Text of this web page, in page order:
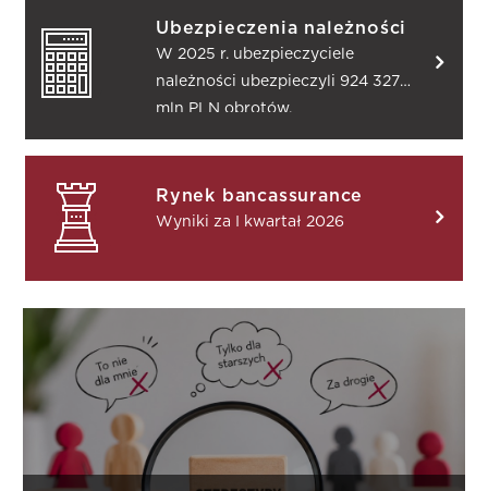
Ubezpieczenia należności
W 2025 r. ubezpieczyciele
należności ubezpieczyli 924 327
mln PLN obrotów.
Rynek bancassurance
Wyniki za I kwartał 2026